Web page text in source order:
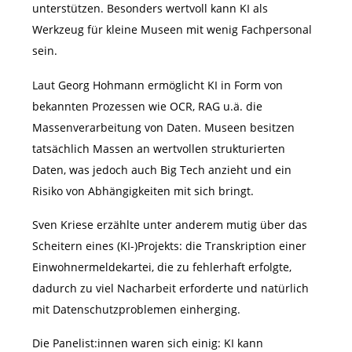
unterstützen. Besonders wertvoll kann KI als
Werkzeug für kleine Museen mit wenig Fachpersonal
sein.
Laut Georg Hohmann ermöglicht KI in Form von
bekannten Prozessen wie OCR, RAG u.ä. die
Massenverarbeitung von Daten. Museen besitzen
tatsächlich Massen an wertvollen strukturierten
Daten, was jedoch auch Big Tech anzieht und ein
Risiko von Abhängigkeiten mit sich bringt.
Sven Kriese erzählte unter anderem mutig über das
Scheitern eines (KI-)Projekts: die Transkription einer
Einwohnermeldekartei, die zu fehlerhaft erfolgte,
dadurch zu viel Nacharbeit erforderte und natürlich
mit Datenschutzproblemen einherging.
Die Panelist:innen waren sich einig: KI kann